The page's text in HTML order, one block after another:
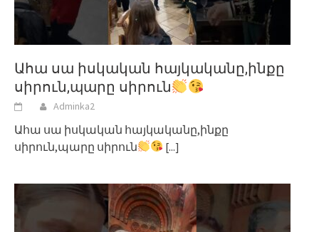
Ահա սա իսկական հայկականը,ինքը
սիրուն,պարը սիրուն
Adminka2
Ահա սա իսկական հայկականը,ինքը
սիրուն,պարը սիրուն
[...]